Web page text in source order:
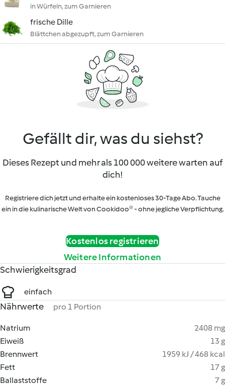
in Würfeln, zum Garnieren
frische Dille
Blättchen abgezupft, zum Garnieren
Gefällt dir, was du siehst?
Dieses Rezept und mehr als 100 000 weitere warten auf
dich!
Registriere dich jetzt und erhalte ein kostenloses 30-Tage Abo. Tauche
ein in die kulinarische Welt von Cookidoo® - ohne jegliche Verpflichtung.
Kostenlos registrieren
Weitere Informationen
Schwierigkeitsgrad
einfach
Nährwerte pro 1 Portion
Natrium
2408 mg
Eiweiß
13 g
Brennwert
1959 kJ / 468 kcal
Fett
17 g
Ballaststoffe
7 g